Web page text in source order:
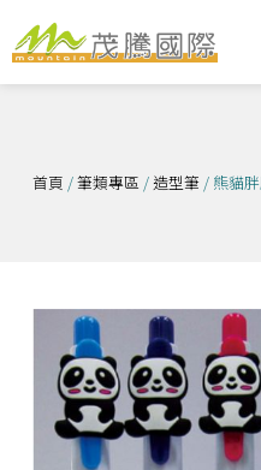
跳
至
主
容
首頁 /筆類專區 /造型筆 / 熊貓